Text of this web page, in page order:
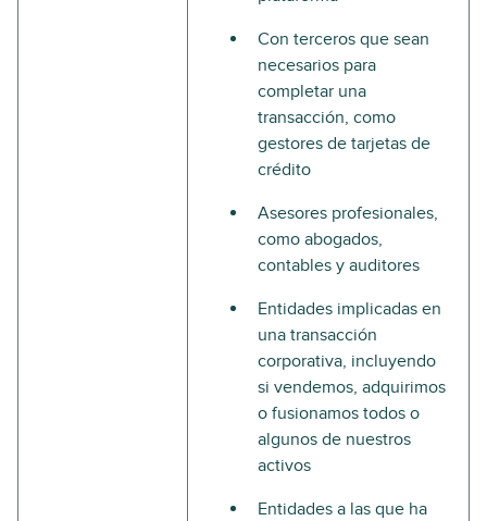
Con terceros que sean
necesarios para
completar una
transacción, como
gestores de tarjetas de
crédito
Asesores profesionales,
como abogados,
contables y auditores
Entidades implicadas en
una transacción
corporativa, incluyendo
si vendemos, adquirimos
o fusionamos todos o
algunos de nuestros
activos
Entidades a las que ha